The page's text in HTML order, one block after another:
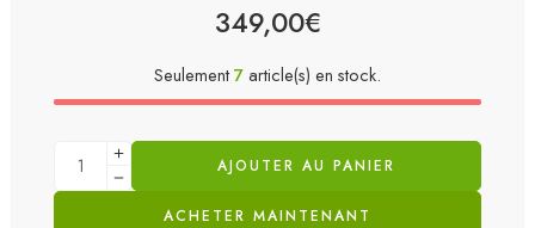
349,00€
Seulement7article(s) en stock.
AJOUTER AU PANIER
ACHETER MAINTENANT